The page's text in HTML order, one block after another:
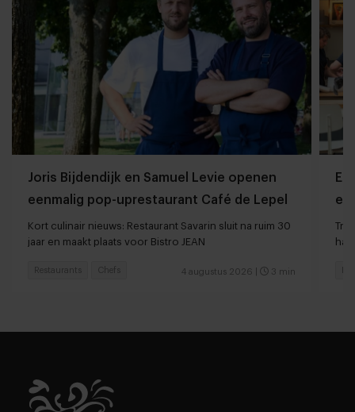
Joris Bijdendijk en Samuel Levie openen
eenmalig pop-uprestaurant Café de Lepel
Kort culinair nieuws: Restaurant Savarin sluit na ruim 30
jaar en maakt plaats voor Bistro JEAN
4 augustus 2026 3 min
Restaurants Chefs